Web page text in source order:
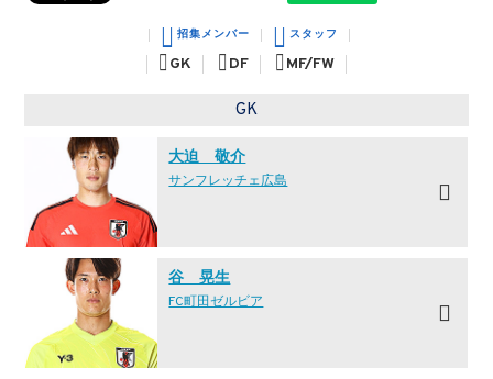
招集メンバー スタッフ
GK DF MF/FW
GK
大迫 敬介
サンフレッチェ広島
谷 晃生
FC町田ゼルビア